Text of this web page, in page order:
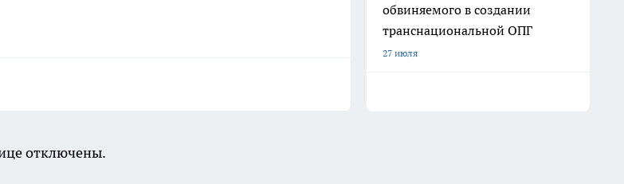
обвиняемого в создании
транснациональной ОПГ
27 июля
отключены.